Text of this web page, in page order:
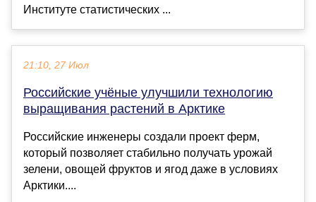
Институте статистических ...
21:10, 27 Июл
Российские учёные улучшили технологию
выращивания растений в Арктике
Российские инженеры создали проект ферм,
который позволяет стабильно получать урожай
зелени, овощей фруктов и ягод даже в условиях
Арктики....